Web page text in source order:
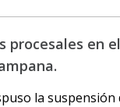
en
la